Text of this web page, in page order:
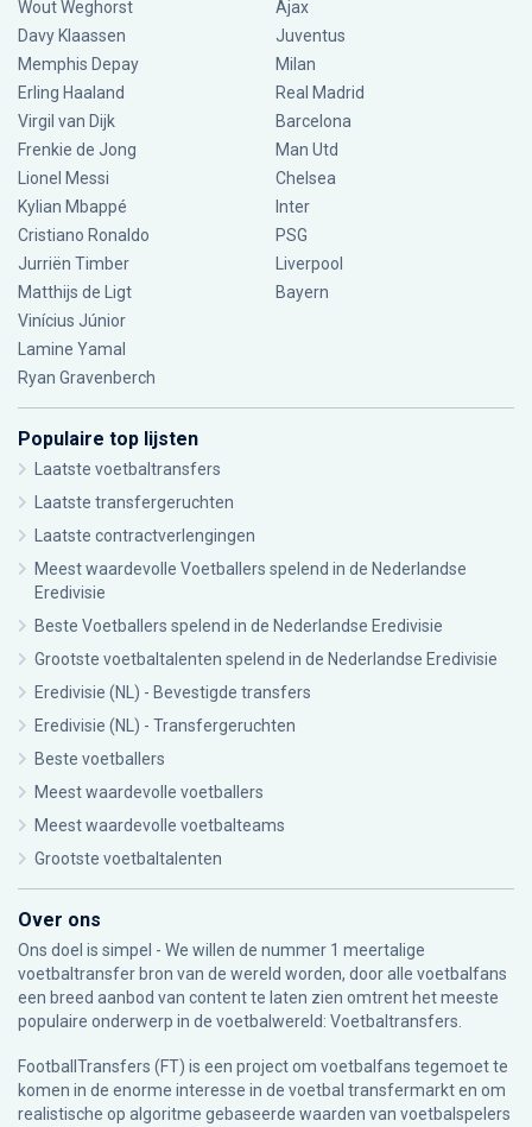
Wout Weghorst
Davy Klaassen
Memphis Depay
Erling Haaland
Virgil van Dijk
Frenkie de Jong
Lionel Messi
Kylian Mbappé
Cristiano Ronaldo
Jurriën Timber
Matthijs de Ligt
Vinícius Júnior
Lamine Yamal
Ryan Gravenberch
Ajax
Juventus
Milan
Real Madrid
Barcelona
Man Utd
Chelsea
Inter
PSG
Liverpool
Bayern
Populaire top lijsten
Laatste voetbaltransfers
Laatste transfergeruchten
Laatste contractverlengingen
Meest waardevolle Voetballers spelend in de Nederlandse
Eredivisie
Beste Voetballers spelend in de Nederlandse Eredivisie
Grootste voetbaltalenten spelend in de Nederlandse Eredivisie
Eredivisie (NL) - Bevestigde transfers
Eredivisie (NL) - Transfergeruchten
Beste voetballers
Meest waardevolle voetballers
Meest waardevolle voetbalteams
Grootste voetbaltalenten
Over ons
Ons doel is simpel - We willen de nummer 1 meertalige
voetbaltransfer bron van de wereld worden, door alle voetbalfans
een breed aanbod van content te laten zien omtrent het meeste
populaire onderwerp in de voetbalwereld: Voetbaltransfers.
FootballTransfers (FT) is een project om voetbalfans tegemoet te
komen in de enorme interesse in de voetbal transfermarkt en om
realistische op algoritme gebaseerde waarden van voetbalspelers